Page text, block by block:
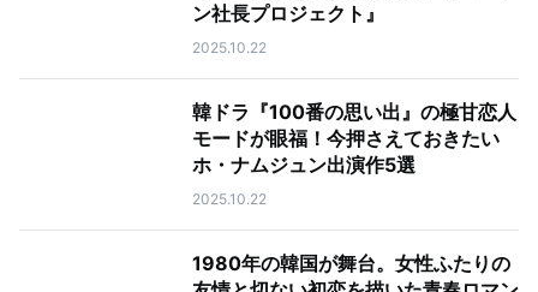
ン社長プロジェクト』
2025.10.22
韓ドラ『100番の思い出』の極甘恋人
モードが眼福！今押さえておきたい
ホ・ナムジュン出演作5選
2025.10.22
1980年の韓国が舞台。女性ふたりの